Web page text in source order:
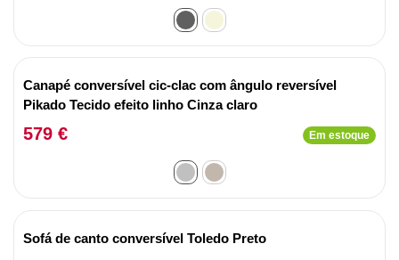
Canapé conversível cic-clac com ângulo reversível
Pikado Tecido efeito linho Cinza claro
579 € Em estoque
Sofá de canto conversível Toledo Preto